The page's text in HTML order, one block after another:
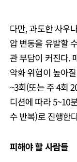
다만, 과도한 사우
압 변동을 유발할
관 부담이 커진다.
악화 위험이 높아
~3회(또는 주 4회
디션에 따라 5~10
수 반복)로 진행한
피해야 할 사람들